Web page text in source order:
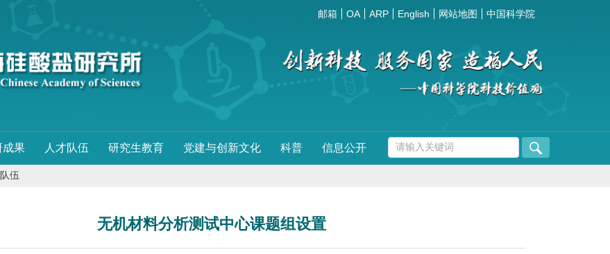
邮箱 OA ARP English 网站地图 中国科学院
成果 人才队伍 研究生教育 党建与创新文化 科普 信息公开
伍
无机材料分析测试中心课题组设置